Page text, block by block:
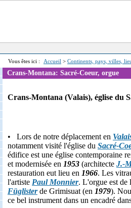
Vous êtes ici : Accueil > Continents, pays, villes,
Crans-Montana: Sacré-Coeur, orgue
Crans-Montana (Valais), église du
• Lors de notre déplacement en
notamment visité l'église du Sacré-
édifice est une église contemporaine
et modernisée en 1953 (architecte J.-
restauration eut lieu en 1966. Les
l'artiste Paul Monnier. L'orgue est de
Füglisterde Grimisuat (en 1979).
ce bel instrument dans un encadré